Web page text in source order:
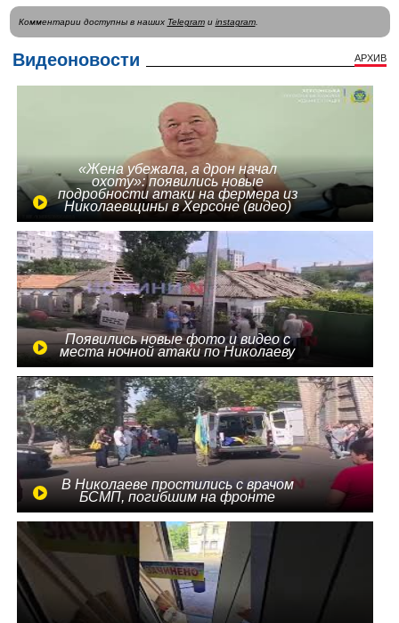
Комментарии доступны в наших Telegramи instagram.
Видеоновости АРХИВ
«Жена убежала, а дрон начал
охоту»: появились новые
подробности атаки на фермера из
Николаевщины в Херсоне (видео)
Появились новые фото и видео с
места ночной атаки по Николаеву
В Николаеве простились с врачом
БСМП, погибшим на фронте